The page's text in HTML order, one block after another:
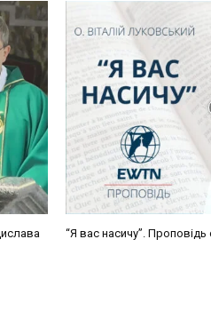
“Я вас насичу”. Проповідь